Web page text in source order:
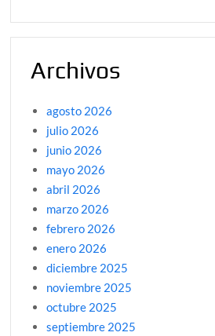
Archivos
agosto 2026
julio 2026
junio 2026
mayo 2026
abril 2026
marzo 2026
febrero 2026
enero 2026
diciembre 2025
noviembre 2025
octubre 2025
septiembre 2025